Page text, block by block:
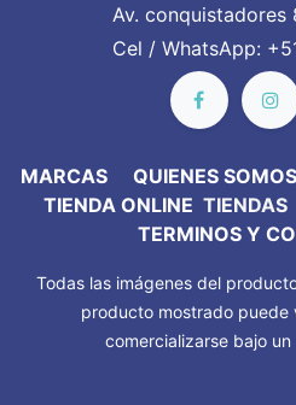
Av. conquistadores
Cel / WhatsApp:
MARC​AS QUIENES SOMOS
TIENDA ONLINETIENDAS
TERMINOS Y
Todas las imágenes del
producto mostrado puede
comercializarse bajo